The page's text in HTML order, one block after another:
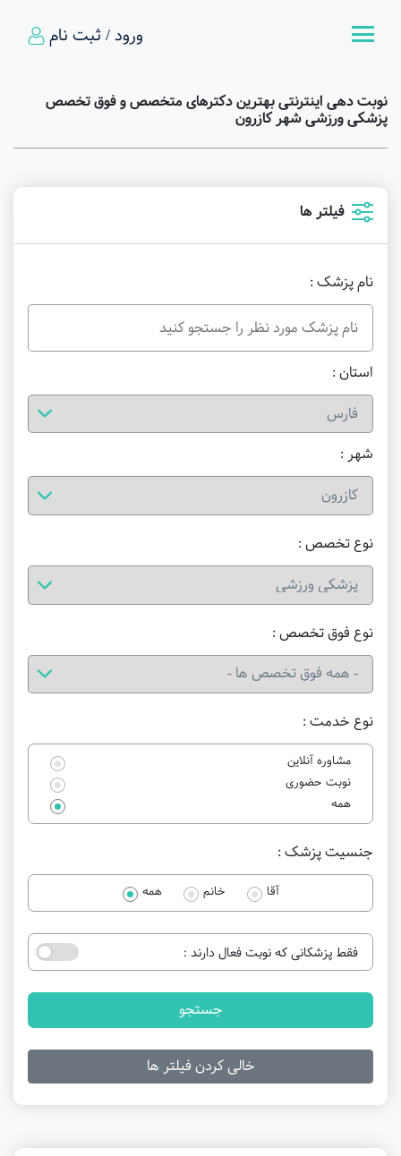
ورود / ثبت نام
نوبت دهی اینترنتی بهترین دکترهای متخصص و فوق تخصص
پزشکی ورزشی شهر کازرون
فیلتر ها
نام پزشک :
استان :
شهر :
نوع خدمت :
مشاوره آنلاین
نوبت حضوری
همه
نوع تخصص :
نوع فوق تخصص :
جنسیت پزشک :
آقا خانم همه
فقط پزشکانی که نوبت فعال دارند :
جستجو
خالی کردن فیلتر ها